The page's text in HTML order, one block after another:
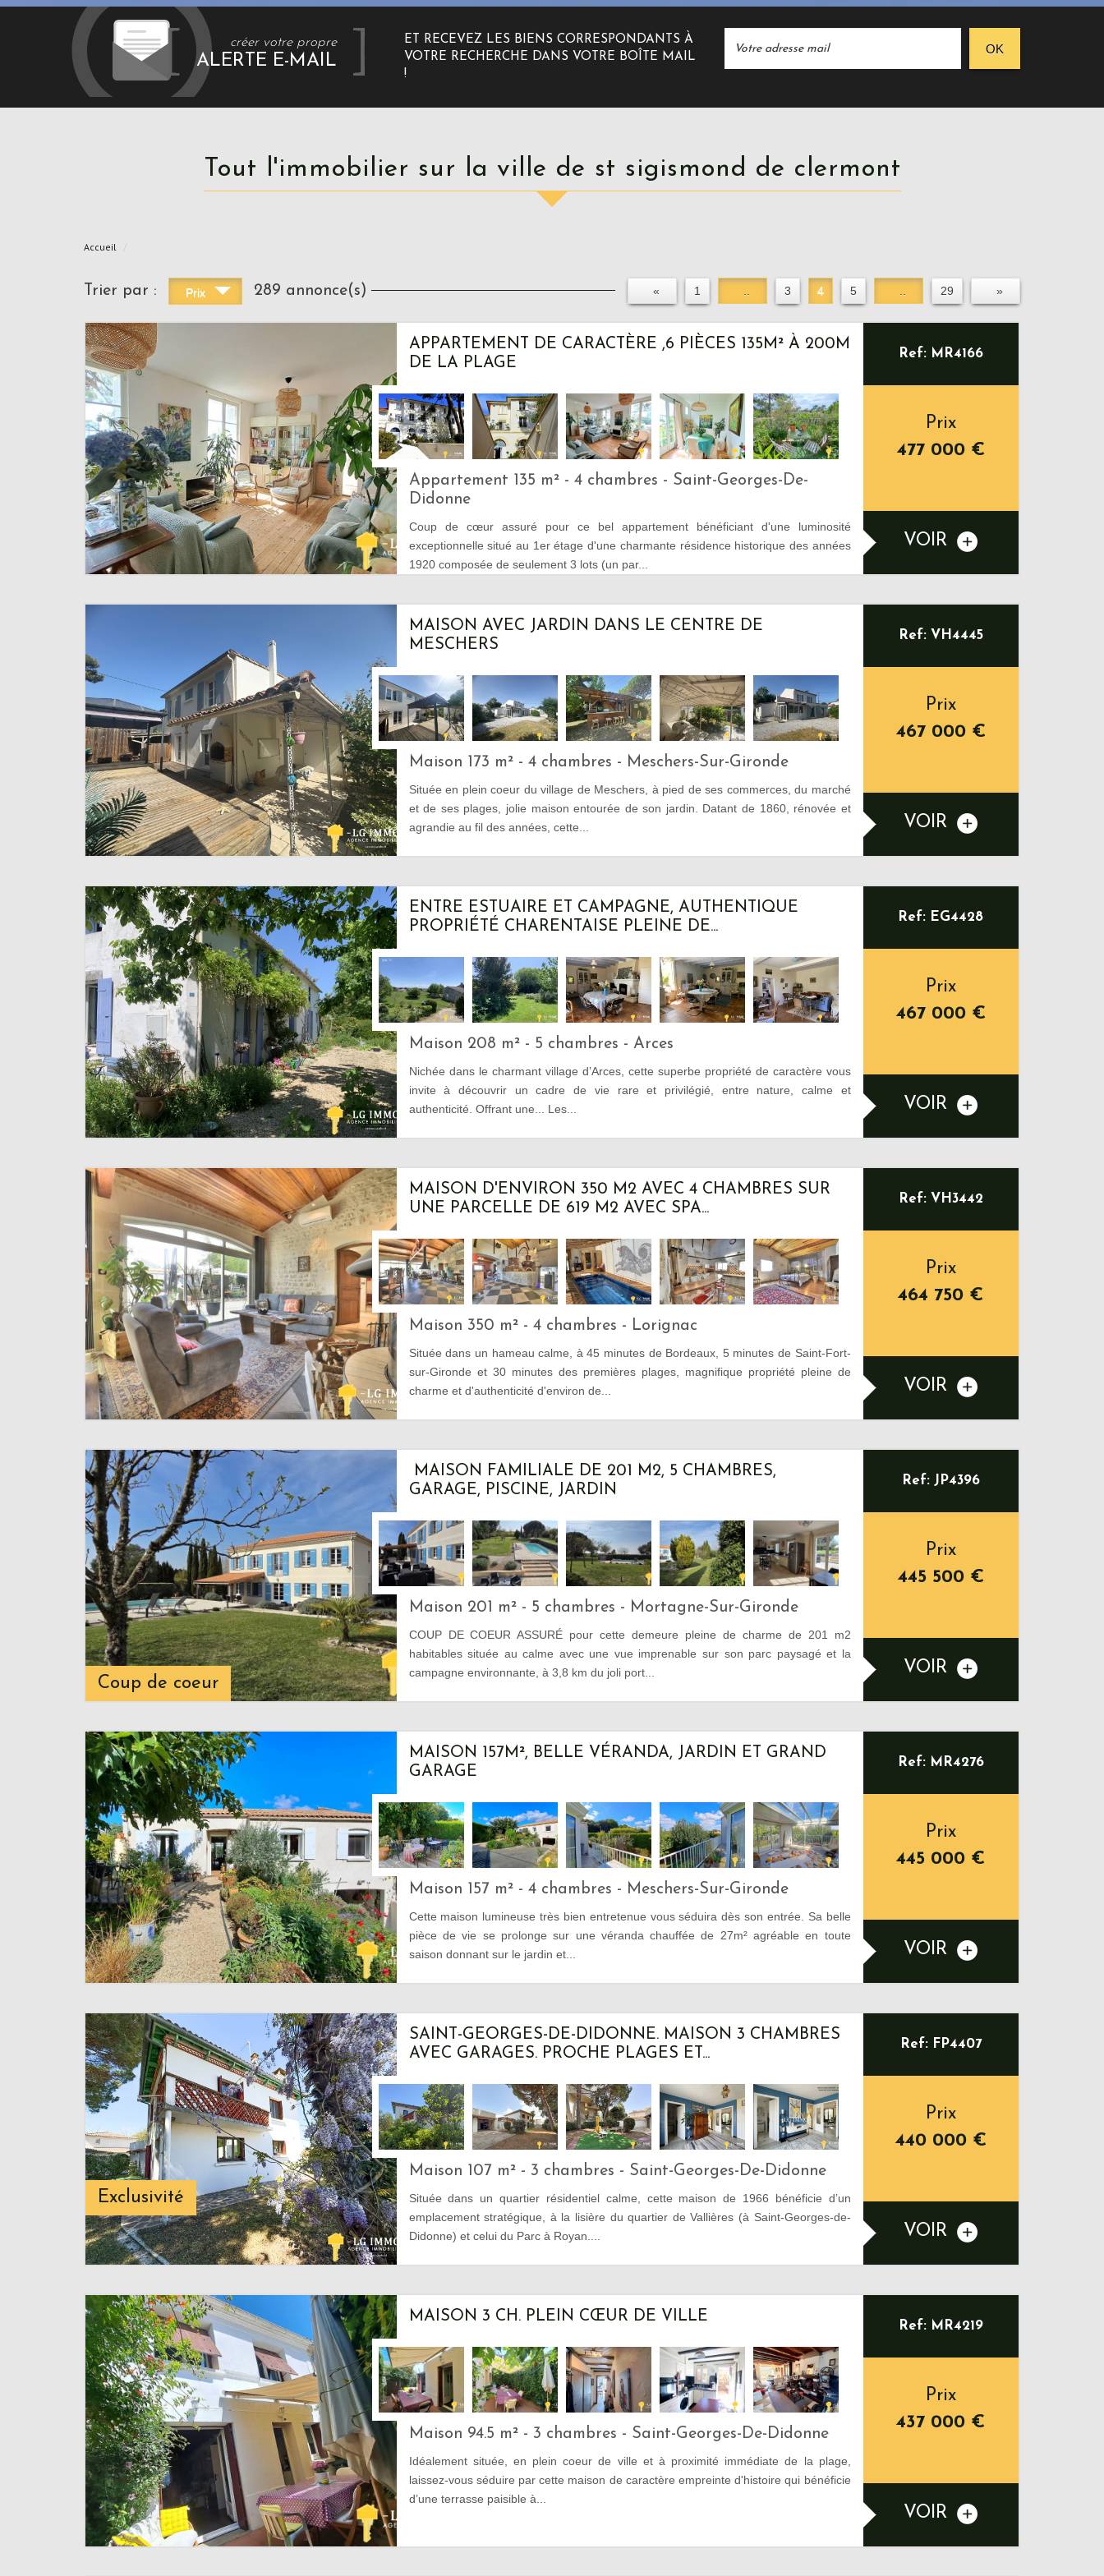
créer votre propre
ALERTE E-MAIL
ET RECEVEZ LES BIENS CORRESPONDANTS À
VOTRE RECHERCHE DANS VOTRE BOÎTE MAIL
!
OK
Tout l'immobilier sur la ville de st sigismond de clermont
Accueil
Trier par : Prix 289 annonce(s) « 1 3 4 5 29 »
APPARTEMENT DE CARACTÈRE ,6 PIÈCES 135M² À 200M
DE LA PLAGE
Appartement 135 m² - 4 chambres - Saint-Georges-De-
Didonne
Coup de cœur assuré pour ce bel appartement bénéficiant d'une luminosité
exceptionnelle situé au 1er étage d'une charmante résidence historique des années
1920 composée de seulement 3 lots (un par...
Ref: MR4166
Prix
477 000 €
VOIR
MAISON AVEC JARDIN DANS LE CENTRE DE
MESCHERS
Maison 173 m² - 4 chambres - Meschers-Sur-Gironde
Située en plein coeur du village de Meschers, à pied de ses commerces, du marché
et de ses plages, jolie maison entourée de son jardin. Datant de 1860, rénovée et
agrandie au fil des années, cette...
Ref: VH4445
Prix
467 000 €
VOIR
ENTRE ESTUAIRE ET CAMPAGNE, AUTHENTIQUE
PROPRIÉTÉ CHARENTAISE PLEINE DE...
Maison 208 m² - 5 chambres - Arces
Nichée dans le charmant village d’Arces, cette superbe propriété de caractère vous
invite à découvrir un cadre de vie rare et privilégié, entre nature, calme et
authenticité. Offrant une... Les...
Ref: EG4428
Prix
467 000 €
VOIR
MAISON D'ENVIRON 350 M2 AVEC 4 CHAMBRES SUR
UNE PARCELLE DE 619 M2 AVEC SPA...
Maison 350 m² - 4 chambres - Lorignac
Située dans un hameau calme, à 45 minutes de Bordeaux, 5 minutes de Saint-Fort-
sur-Gironde et 30 minutes des premières plages, magnifique propriété pleine de
charme et d'authenticité d'environ de...
Ref: VH3442
Prix
464 750 €
VOIR
Coup de coeur
MAISON FAMILIALE DE 201 M2, 5 CHAMBRES,
GARAGE, PISCINE, JARDIN
Maison 201 m² - 5 chambres - Mortagne-Sur-Gironde
COUP DE COEUR ASSURÉ pour cette demeure pleine de charme de 201 m2
habitables située au calme avec une vue imprenable sur son parc paysagé et la
campagne environnante, à 3,8 km du joli port...
Ref: JP4396
Prix
445 500 €
VOIR
MAISON 157M², BELLE VÉRANDA, JARDIN ET GRAND
GARAGE
Maison 157 m² - 4 chambres - Meschers-Sur-Gironde
Cette maison lumineuse très bien entretenue vous séduira dès son entrée. Sa belle
pièce de vie se prolonge sur une véranda chauffée de 27m² agréable en toute
saison donnant sur le jardin et...
Ref: MR4276
Prix
445 000 €
VOIR
Exclusivité
SAINT-GEORGES-DE-DIDONNE. MAISON 3 CHAMBRES
AVEC GARAGES. PROCHE PLAGES ET...
Maison 107 m² - 3 chambres - Saint-Georges-De-Didonne
Située dans un quartier résidentiel calme, cette maison de 1966 bénéficie d’un
emplacement stratégique, à la lisière du quartier de Vallières (à Saint-Georges-de-
Didonne) et celui du Parc à Royan....
Ref: FP4407
Prix
440 000 €
VOIR
MAISON 3 CH. PLEIN CŒUR DE VILLE
Maison 94.5 m² - 3 chambres - Saint-Georges-De-Didonne
Idéalement située, en plein coeur de ville et à proximité immédiate de la plage,
laissez-vous séduire par cette maison de caractère empreinte d'histoire qui bénéficie
d’une terrasse paisible à...
Ref: MR4219
Prix
437 000 €
VOIR